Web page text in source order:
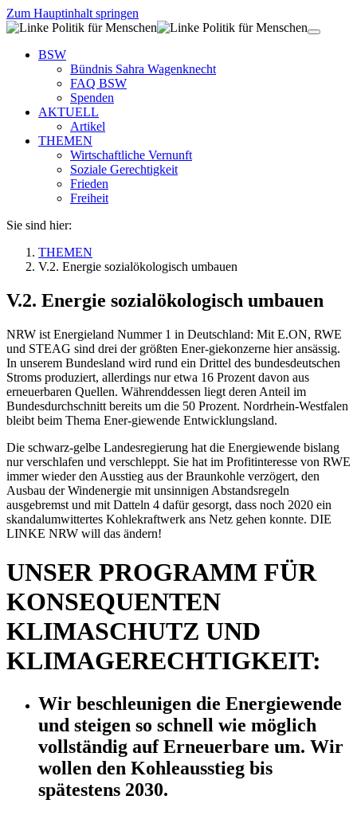
Zum Hauptinhalt springen
BSW
Bündnis Sahra Wagenknecht
FAQ BSW
Spenden
AKTUELL
Artikel
THEMEN
Wirtschaftliche Vernunft
Soziale Gerechtigkeit
Frieden
Freiheit
Sie sind hier:
THEMEN
V.2. Energie sozialökologisch umbauen
V.2. Energie sozialökologisch umbauen
NRW ist Energieland Nummer 1 in Deutschland: Mit E.ON, RWE
und STEAG sind drei der größten Ener-giekonzerne hier ansässig.
In unserem Bundesland wird rund ein Drittel des bundesdeutschen
Stroms produziert, allerdings nur etwa 16 Prozent davon aus
erneuerbaren Quellen. Währenddessen liegt deren Anteil im
Bundesdurchschnitt bereits um die 50 Prozent. Nordrhein-Westfalen
bleibt beim Thema Ener-giewende Entwicklungsland.
Die schwarz-gelbe Landesregierung hat die Energiewende bislang
nur verschlafen und verschleppt. Sie hat im Profitinteresse von RWE
immer wieder den Ausstieg aus der Braunkohle verzögert, den
Ausbau der Windenergie mit unsinnigen Abstandsregeln
ausgebremst und mit Datteln 4 dafür gesorgt, dass noch 2020 ein
skandalumwittertes Kohlekraftwerk ans Netz gehen konnte. DIE
LINKE NRW will das ändern!
UNSER PROGRAMM FÜR
KONSEQUENTEN
KLIMASCHUTZ UND
KLIMAGERECHTIGKEIT:
Wir beschleunigen die Energiewende
und steigen so schnell wie möglich
vollständig auf Erneuerbare um. Wir
wollen den Kohleausstieg bis
spätestens 2030.